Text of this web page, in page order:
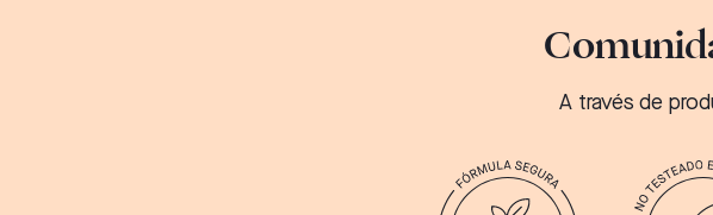
A través de